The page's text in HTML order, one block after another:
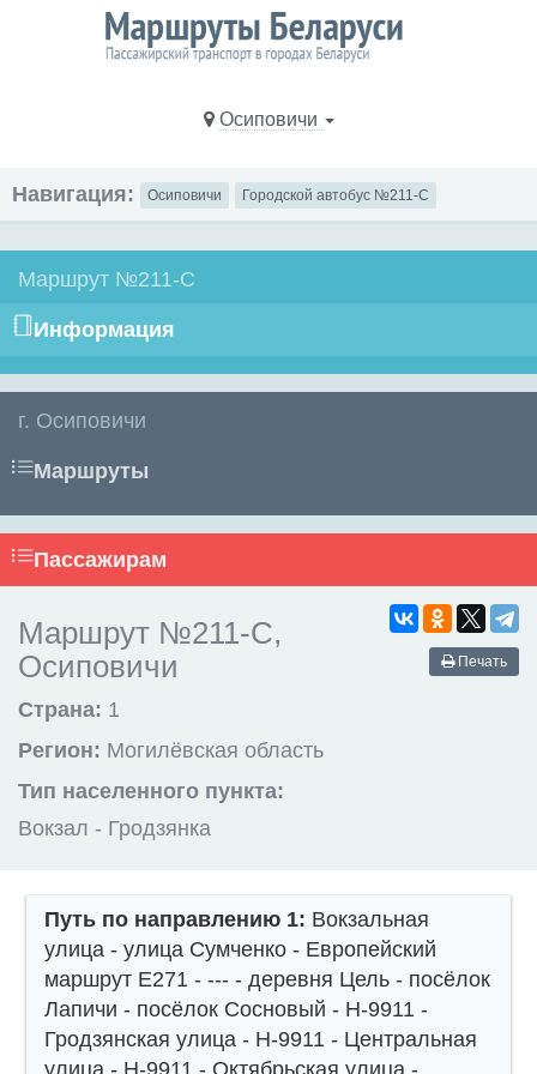
Осиповичи
Навигация: Осиповичи Городской автобус №211-С
Маршрут №211-С
Информация
г. Осиповичи
Маршруты
Пассажирам
Печать
Маршрут №211-С,
Осиповичи
Страна: 1
Регион: Могилёвская область
Тип населенного пункта:
Вокзал - Гродзянка
Путь по направлению 1: Вокзальная
улица - улица Сумченко - Европейский
маршрут Е271 - --- - деревня Цель - посёлок
Лапичи - посёлок Сосновый - Н-9911 -
Гродзянская улица - Н-9911 - Центральная